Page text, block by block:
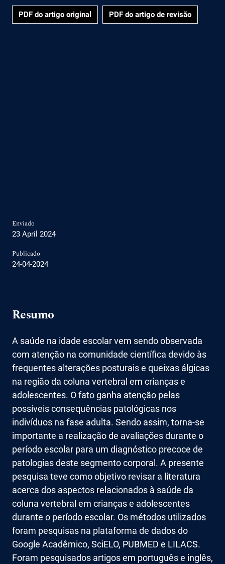
PDF do artigo original PDF do artigo de revisão
Enviado
23 April 2024
Publicado
24-04-2024
Resumo
A saúde na idade escolar vem sendo observada
com atenção na comunidade científica devido às
frequentes alterações posturais e queixas álgicas
na região da coluna vertebral em crianças e
adolescentes. O fato ganha atenção pelas
possíveis consequências patológicas nos
indivíduos na fase adulta. Sendo assim, torna-se
importante a realização de avaliações durante o
período escolar para um diagnóstico precoce de
patologias deste segmento corporal. A presente
pesquisa teve como objetivo revisar a literatura
acerca dos aspectos relacionados à saúde da
coluna vertebral em crianças e adolescentes
durante o período escolar. Os métodos utilizados
foram pesquisas na plataforma de dados do
Google Acadêmico, SciELO, PUBMED e LILACS.
Foram pesquisados artigos em português e inglês,